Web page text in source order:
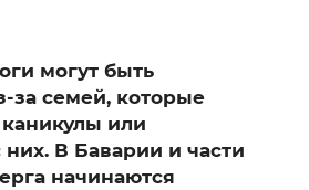
могут быть
за семей, которые
или
В Баварии и части
начинаются